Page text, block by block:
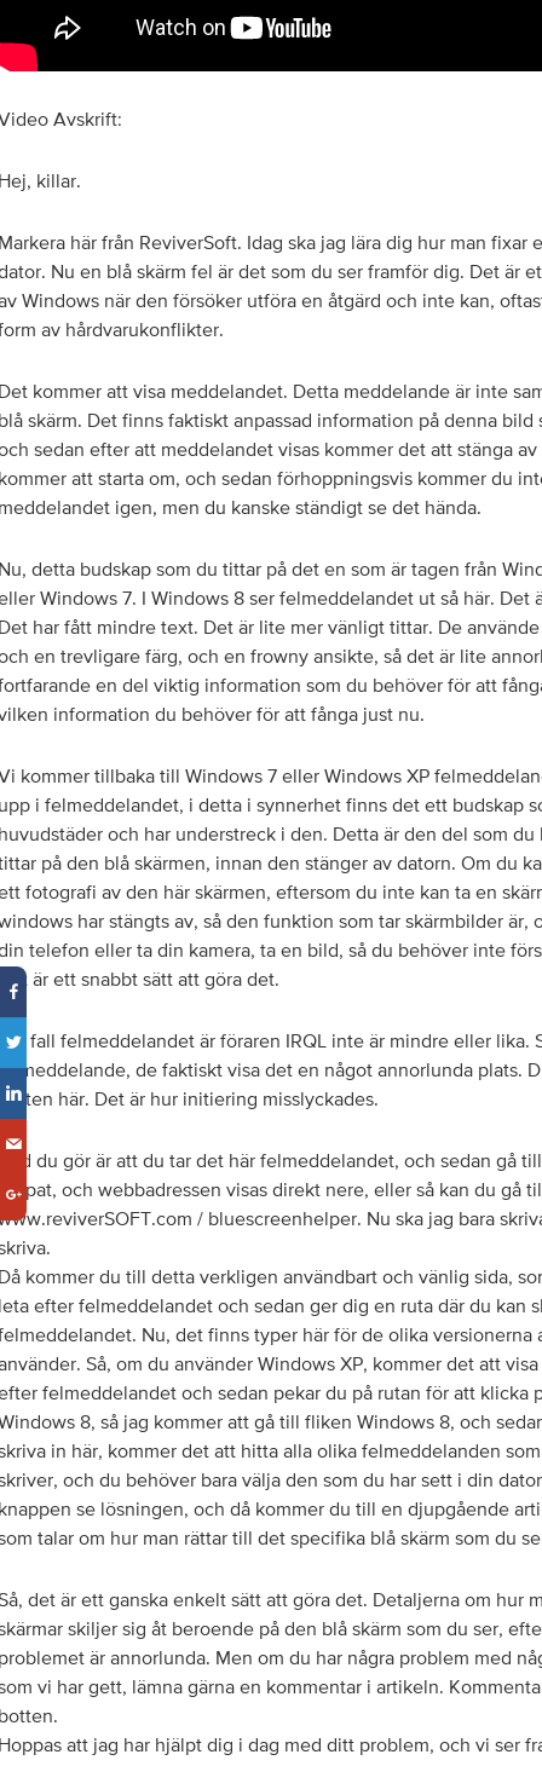
Avskrift:
killar.
här från ReviverSoft. Idag ska jag lära dig hur man fixar
Nu en blå skärm fel är det som du ser framför dig. Det är
Windows när den försöker utföra en åtgärd och inte kan,
av hårdvarukonflikter.
kommer att visa meddelandet. Detta meddelande är inte
skärm. Det finns faktiskt anpassad information på denna bild
sedan efter att meddelandet visas kommer det att stänga
att starta om, och sedan förhoppningsvis kommer du
igen, men du kanske ständigt se det hända.
detta budskap som du tittar på det en som är tagen från
Windows 7. I Windows 8 ser felmeddelandet ut så här. Det
har fått mindre text. Det är lite mer vänligt tittar. De
en trevligare färg, och en frowny ansikte, så det är lite
en del viktig information som du behöver för att
information du behöver för att fånga just nu.
kommer tillbaka till Windows 7 eller Windows XP
i felmeddelandet, i detta i synnerhet finns det ett budskap
och har understreck i den. Detta är den del som du
på den blå skärmen, innan den stänger av datorn. Om du
fotografi av den här skärmen, eftersom du inte kan ta en
har stängts av, så den funktion som tar skärmbilder är,
telefon eller ta din kamera, ta en bild, så du behöver inte
är ett snabbt sätt att göra det.
så fall felmeddelandet är föraren IRQL inte är mindre eller lika.
de faktiskt visa det en något annorlunda plats.
här. Det är hur initiering misslyckades.
du gör är att du tar det här felmeddelandet, och sedan gå
och webbadressen visas direkt nere, eller så kan du gå
/ bluescreenhelper. Nu ska jag bara
kommer du till detta verkligen användbart och vänlig sida,
efter felmeddelandet och sedan ger dig en ruta där du kan
Nu, det finns typer här för de olika versionerna
Så, om du använder Windows XP, kommer det att
felmeddelandet och sedan pekar du på rutan för att klicka
8, så jag kommer att gå till fliken Windows 8, och
in här, kommer det att hitta alla olika felmeddelanden
och du behöver bara välja den som du har sett i din
se lösningen, och då kommer du till en djupgående
talar om hur man rättar till det specifika blå skärm som du
det är ett ganska enkelt sätt att göra det. Detaljerna om hur
skiljer sig åt beroende på den blå skärm som du ser,
är annorlunda. Men om du har några problem med
vi har gett, lämna gärna en kommentar i artikeln.
att jag har hjälpt dig i dag med ditt problem, och vi ser